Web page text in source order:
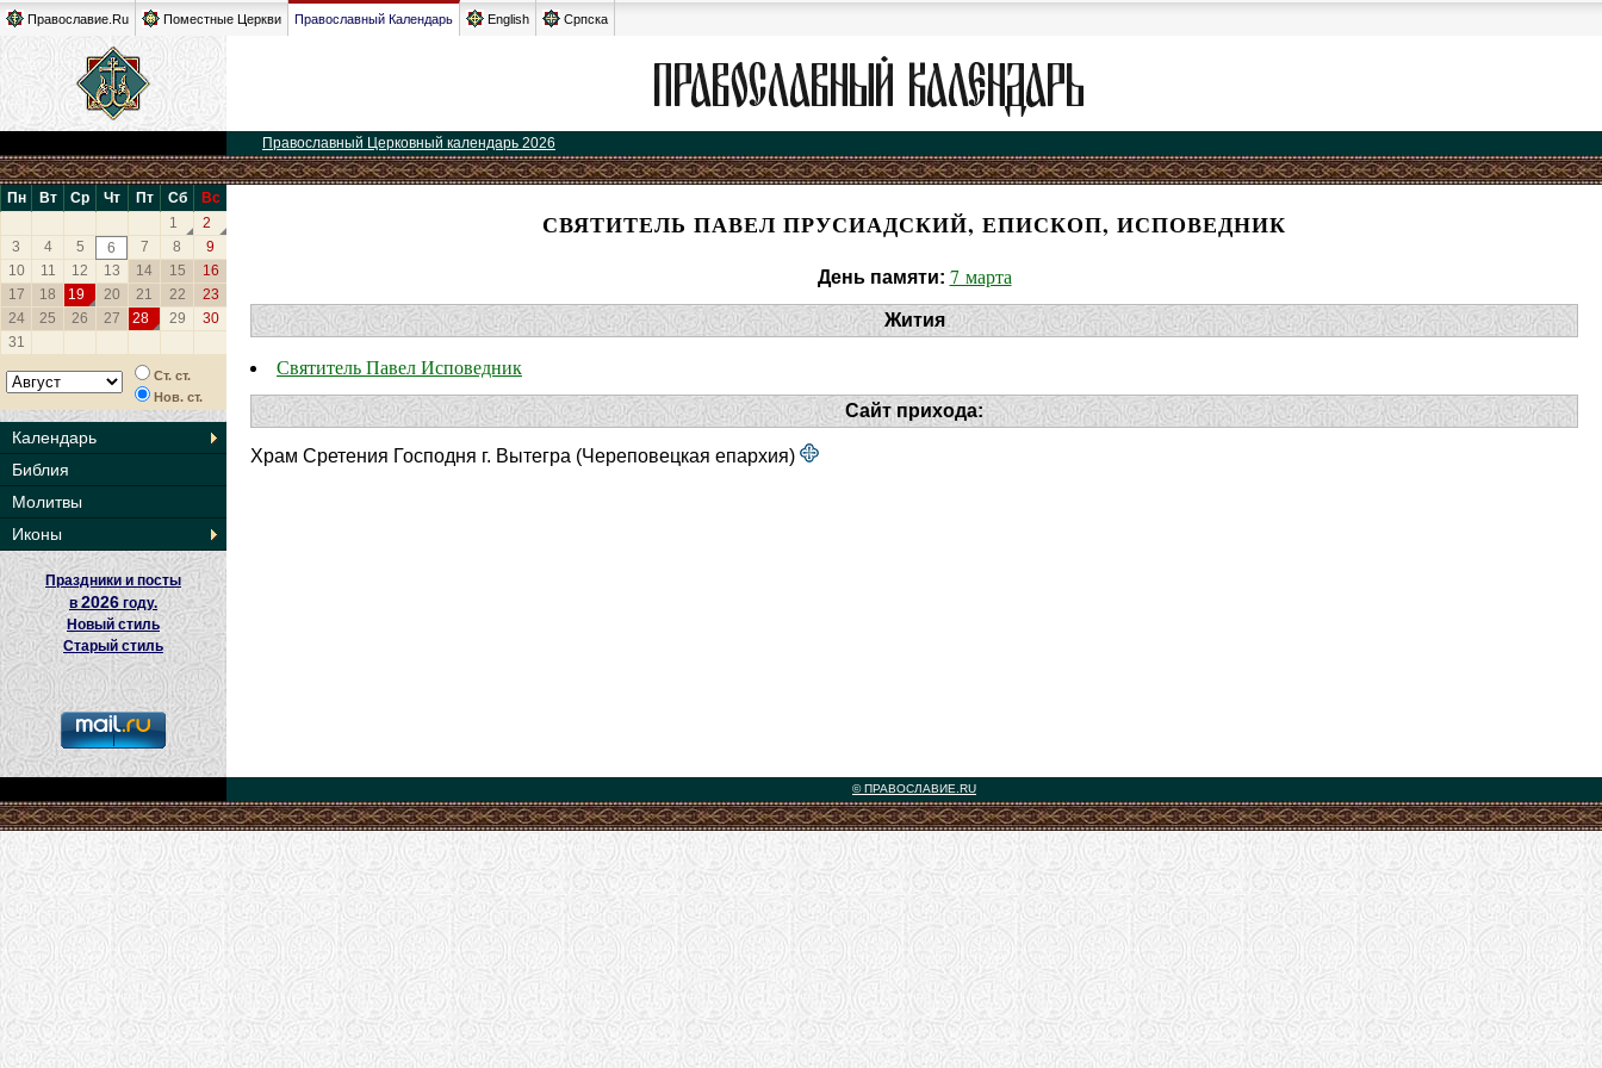
Православие.Ru Поместные Церкви Православный Календарь English Српска
Православный Церковный календарь 2026
Пн Вт Ср Чт Пт Сб
Вс
1
2
3
4 5 6 7 8
9
10
11 12 13 14 15
16
17
18 19 20 21 22
23
24
25 26 27 28 29
30
31
Ст. ст.
Нов. ст.
Календарь
Библия
Молитвы
Иконы
Праздники и посты
в2026 году.
Новый стиль
Старый стиль
СВЯТИТЕЛЬ ПАВЕЛ ПРУСИАДСКИЙ, ЕПИСКОП, ИСПОВЕДНИК
День памяти: 7 марта
Жития
Святитель Павел Исповедник
Сайт прихода:
Храм Сретения Господня г. Вытегра (Череповецкая епархия)
© ПРАВОСЛАВИЕ.RU